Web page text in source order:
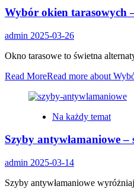
Wybór okien tarasowych
admin 2025-03-26
Okno tarasowe to świetna
Read MoreRead more about
Na każdy temat
Szyby antywłamaniowe
admin 2025-03-14
Szyby antywłamaniowe